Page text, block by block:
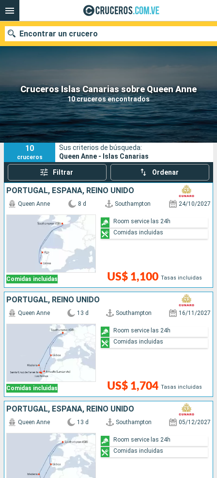
Cruceros Islas Canarias sobre Queen Anne
10 cruceros encontrados
Encontrar un crucero
Nuestros destinos
Fecha de salida
Puertos Compañías
Buscar
10
cruceros
Sus criterios de búsqueda:
Queen Anne - Islas Canarias
Filtrar Ordenar
PORTUGAL, ESPAÑA, REINO UNIDO
Comidas incluidas
Queen Anne 8 d Southampton 24/10/2027
US$ 1,100 Tasas incluidas
Room service las 24h
Comidas incluidas
PORTUGAL, REINO UNIDO
Comidas incluidas
Queen Anne 13 d Southampton 16/11/2027
US$ 1,704 Tasas incluidas
Room service las 24h
Comidas incluidas
PORTUGAL, ESPAÑA, REINO UNIDO
Queen Anne 13 d Southampton 05/12/2027
Room service las 24h
Comidas incluidas